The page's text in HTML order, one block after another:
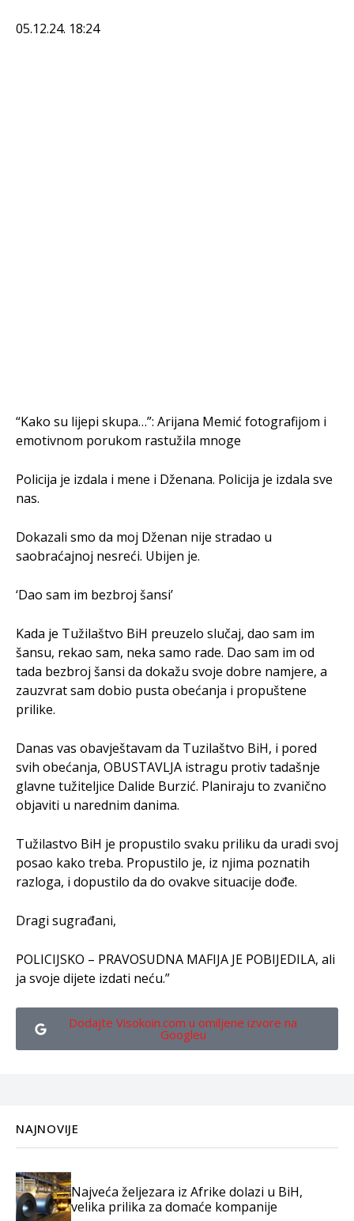
05.12.24. 18:24
“Kako su lijepi skupa…”: Arijana Memić fotografijom i
emotivnom porukom rastužila mnoge
Policija je izdala i mene i Dženana. Policija je izdala sve
nas.
Dokazali smo da moj Dženan nije stradao u
saobraćajnoj nesreći. Ubijen je.
‘Dao sam im bezbroj šansi’
Kada je Tužilaštvo BiH preuzelo slučaj, dao sam im
šansu, rekao sam, neka samo rade. Dao sam im od
tada bezbroj šansi da dokažu svoje dobre namjere, a
zauzvrat sam dobio pusta obećanja i propuštene
prilike.
Danas vas obavještavam da Tuzilaštvo BiH, i pored
svih obećanja, OBUSTAVLJA istragu protiv tadašnje
glavne tužiteljice Dalide Burzić. Planiraju to zvanično
objaviti u narednim danima.
Tužilastvo BiH je propustilo svaku priliku da uradi svoj
posao kako treba. Propustilo je, iz njima poznatih
razloga, i dopustilo da do ovakve situacije dođe.
Dragi sugrađani,
POLICIJSKO – PRAVOSUDNA MAFIJA JE POBIJEDILA, ali
ja svoje dijete izdati neću.”
Dodajte Visokoin.com u omiljene izvore na
Googleu
NAJNOVIJE
Najveća željezara iz Afrike dolazi u BiH,
velika prilika za domaće kompanije